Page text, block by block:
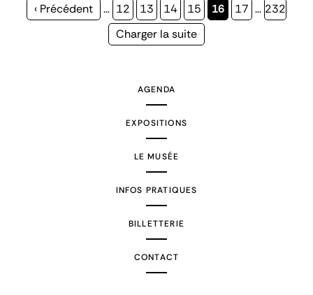
Page
‹ Précédent … Page
12 Page
13 Page
14 Page
15
Page
16 Page
17 … Page
232
Page
Charger la suite
AGENDA
EXPOSITIONS
LE MUSÉE
INFOS PRATIQUES
BILLETTERIE
CONTACT